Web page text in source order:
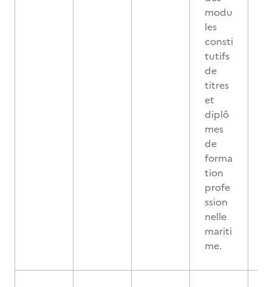
modu
les
consti
tutifs
de
titres
et
diplô
mes
de
forma
tion
profe
ssion
nelle
mariti
me.